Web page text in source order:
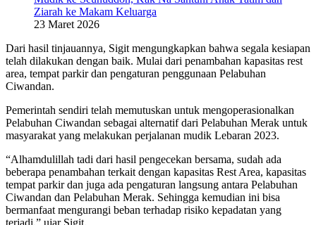
Ziarah ke Makam Keluarga
23 Maret 2026
Dari hasil tinjauannya, Sigit mengungkapkan bahwa segala kesiapan
telah dilakukan dengan baik. Mulai dari penambahan kapasitas rest
area, tempat parkir dan pengaturan penggunaan Pelabuhan
Ciwandan.
Pemerintah sendiri telah memutuskan untuk mengoperasionalkan
Pelabuhan Ciwandan sebagai alternatif dari Pelabuhan Merak untuk
masyarakat yang melakukan perjalanan mudik Lebaran 2023.
“Alhamdulillah tadi dari hasil pengecekan bersama, sudah ada
beberapa penambahan terkait dengan kapasitas Rest Area, kapasitas
tempat parkir dan juga ada pengaturan langsung antara Pelabuhan
Ciwandan dan Pelabuhan Merak. Sehingga kemudian ini bisa
bermanfaat mengurangi beban terhadap risiko kepadatan yang
terjadi,” ujar Sigit.